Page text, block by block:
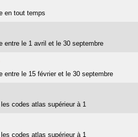
en tout temps
entre le 1 avril et le 30 septembre
entre le 15 février et le 30 septembre
codes atlas supérieur à 1
codes atlas supérieur à 1